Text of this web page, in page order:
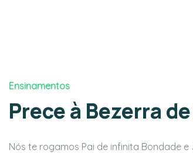
Ensinamentos
Prece à Bezerra
Nós te rogamos Pai de infinita Bondade